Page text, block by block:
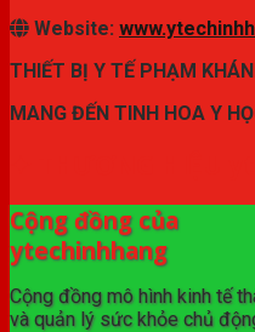
Website:
THIẾT BỊ Y TẾ PHẠM
MANG ĐẾN TINH HOA Y
Cộng đồng của
ytechinhhang
Cộng đồng mô hình kinh tế
và quản lý sức khỏe chủ